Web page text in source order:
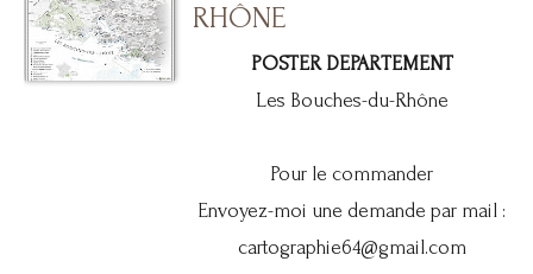
RHÔNE
POSTER DEPARTEMENT
Les Bouches-du-Rhône
Pour le commander
Envoyez-moi une demande par mail :
cartographie64@gmail.com